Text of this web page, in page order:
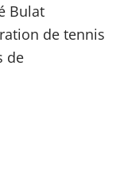
Bulat
de tennis
de